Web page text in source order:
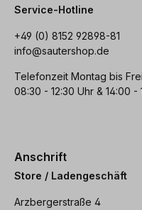
Service-Hotline
+49 (0) 8152 92898-81
info@sautershop.de
Telefonzeit Montag bis
08:30 - 12:30 Uhr & 14:00 -
Anschrift
Store / Ladengeschäft
Arzbergerstraße 4